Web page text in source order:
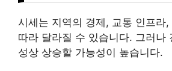
시세는 지역의 경제, 교통 인프라,
따라 달라질 수 있습니다. 그러나
성상 상승할 가능성이 높습니다.